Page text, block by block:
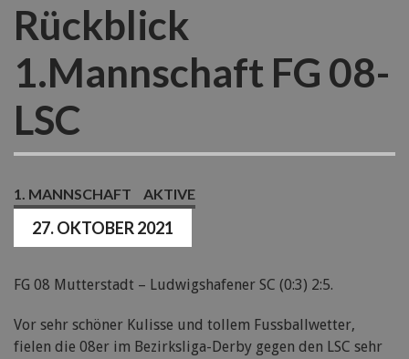
Rückblick
1.Mannschaft FG 08-
LSC
1. MANNSCHAFT AKTIVE
27. OKTOBER 2021
FG 08 Mutterstadt – Ludwigshafener SC (0:3) 2:5.
Vor sehr schöner Kulisse und tollem Fussballwetter,
fielen die 08er im Bezirksliga-Derby gegen den LSC sehr